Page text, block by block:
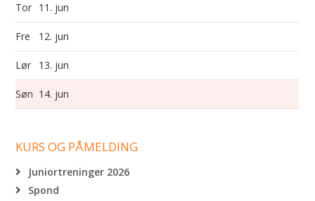
Tor 11. jun
Fre 12. jun
Lør 13. jun
Søn 14. jun
KURS OG PÅMELDING
Juniortreninger 2026
Spond